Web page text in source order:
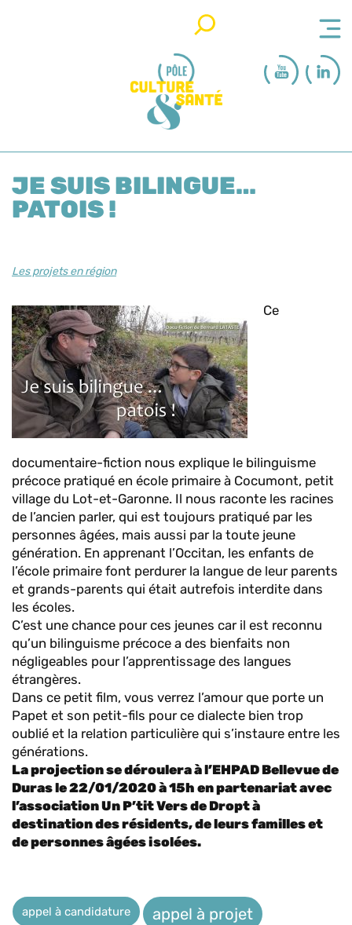
JE SUIS BILINGUE…
PATOIS !
Les projets en région
Ce
documentaire-fiction nous explique le bilinguisme
précoce pratiqué en école primaire à Cocumont, petit
village du Lot-et-Garonne. Il nous raconte les racines
de l’ancien parler, qui est toujours pratiqué par les
personnes âgées, mais aussi par la toute jeune
génération. En apprenant l’Occitan, les enfants de
l’école primaire font perdurer la langue de leur parents
et grands-parents qui était autrefois interdite dans
les écoles.
C’est une chance pour ces jeunes car il est reconnu
qu’un bilinguisme précoce a des bienfaits non
négligeables pour l’apprentissage des langues
étrangères.
Dans ce petit film, vous verrez l’amour que porte un
Papet et son petit-fils pour ce dialecte bien trop
oublié et la relation particulière qui s’instaure entre les
générations.
La projection se déroulera à l’EHPAD Bellevue de
Duras le 22/01/2020 à 15h en partenariat avec
l’association Un P’tit Vers de Dropt à
destination des résidents, de leurs familles et
de personnes âgées isolées.
appel à candidature appel à projet